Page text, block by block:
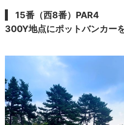
15番（西8番）PAR4
300Y地点にポットバンカー